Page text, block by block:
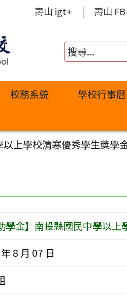
壽山 igt+ 壽山 FB
校務系統 學校行事曆
以上學校清寒優秀學生獎學
學金】南投縣國民中學以
8 月 07 日